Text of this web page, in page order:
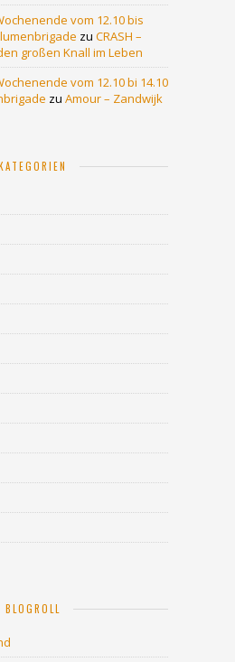
vom 12.10 bis
zu CRASH –
großen Knall im Leben
vom 12.10 bi 14.10
zu Amour – Zandwijk
BLOGROLL